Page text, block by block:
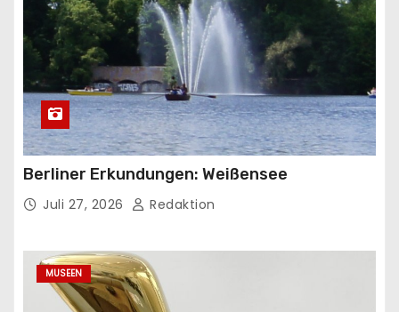
Berliner Erkundungen: Weißensee
Juli 27, 2026 Redaktion
MUSEEN